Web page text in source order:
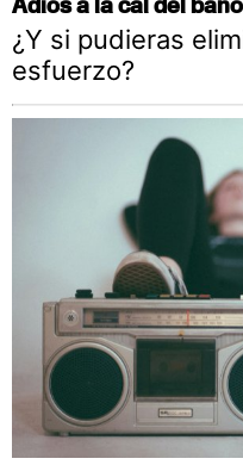
¿Y si pudieras
esfuerzo?